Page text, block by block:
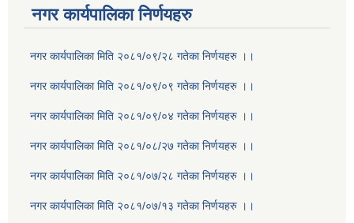
नगर कार्यपालिका निर्णयहरु
नगर कार्यपालिका मिति २०८१/०९/२८ गतेका निर्णयहरु ।।
नगर कार्यपालिका मिति २०८१/०९/०९ गतेका निर्णयहरु ।।
नगर कार्यपालिका मिति २०८१/०९/०४ गतेका निर्णयहरु ।।
नगर कार्यपालिका मिति २०८१/०८/२७ गतेका निर्णयहरु ।।
नगर कार्यपालिका मिति २०८१/०७/२८ गतेका निर्णयहरु ।।
नगर कार्यपालिका मिति २०८१/०७/१३ गतेका निर्णयहरु ।।